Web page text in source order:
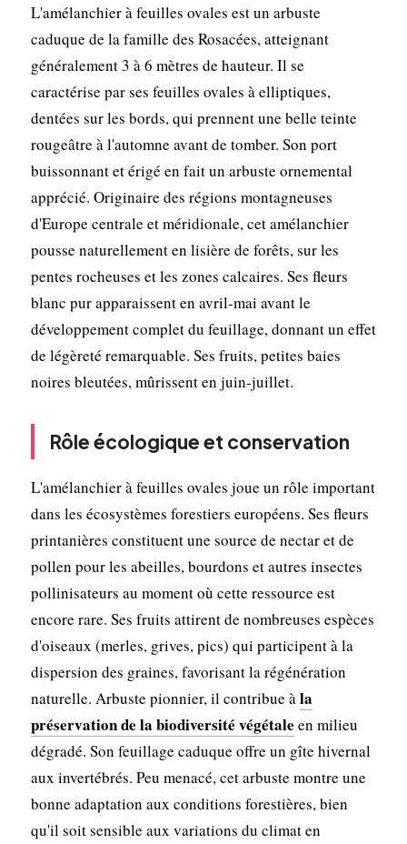
L'amélanchier à feuilles ovales est un arbuste
caduque de la famille des Rosacées, atteignant
généralement 3 à 6 mètres de hauteur. Il se
caractérise par ses feuilles ovales à elliptiques,
dentées sur les bords, qui prennent une belle teinte
rougeâtre à l'automne avant de tomber. Son port
buissonnant et érigé en fait un arbuste ornemental
apprécié. Originaire des régions montagneuses
d'Europe centrale et méridionale, cet amélanchier
pousse naturellement en lisière de forêts, sur les
pentes rocheuses et les zones calcaires. Ses fleurs
blanc pur apparaissent en avril-mai avant le
développement complet du feuillage, donnant un effet
de légèreté remarquable. Ses fruits, petites baies
noires bleutées, mûrissent en juin-juillet.
Rôle écologique et conservation
L'amélanchier à feuilles ovales joue un rôle important
dans les écosystèmes forestiers européens. Ses fleurs
printanières constituent une source de nectar et de
pollen pour les abeilles, bourdons et autres insectes
pollinisateurs au moment où cette ressource est
encore rare. Ses fruits attirent de nombreuses espèces
d'oiseaux (merles, grives, pics) qui participent à la
dispersion des graines, favorisant la régénération
naturelle. Arbuste pionnier, il contribue àla
préservation de la biodiversité végétale en milieu
dégradé. Son feuillage caduque offre un gîte hivernal
aux invertébrés. Peu menacé, cet arbuste montre une
bonne adaptation aux conditions forestières, bien
qu'il soit sensible aux variations du climat en